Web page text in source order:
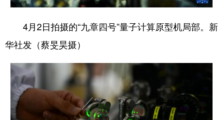
4月2日拍摄的“九章四号”量子计算原型机局部。新
华社发（蔡旻昊摄）